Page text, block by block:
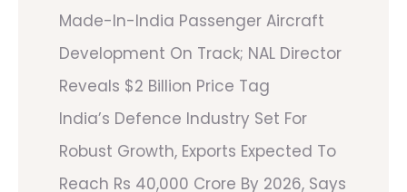
Made-In-India Passenger Aircraft
Development On Track; NAL Director
Reveals $2 Billion Price Tag
India’s Defence Industry Set For
Robust Growth, Exports Expected To
Reach Rs 40,000 Crore By 2026, Says